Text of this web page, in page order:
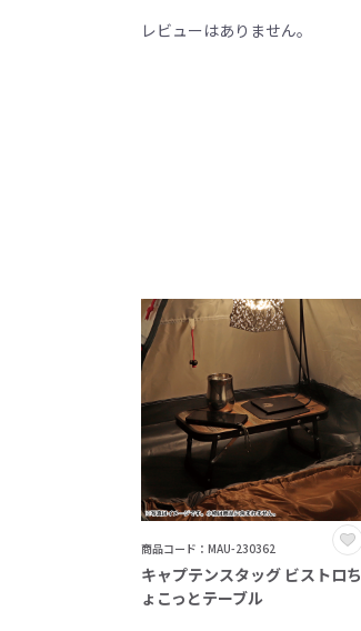
レビューはありません。
商品コード：MAU-230362
キャプテンスタッグ ビストロち
ょこっとテーブル